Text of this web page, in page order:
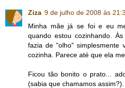
Ziza 9 de julho de 2008 às
Minha mãe já se foi e eu
quando estou cozinhando.
fazia de "olho" simplesmente
cozinha. Parece até que ela
Ficou tão bonito o prato...
(sabia que chamamos assim?).